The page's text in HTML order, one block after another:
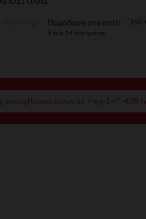
να διαχειριστείτε τις ρυθμίσεις
ΑΠΟΣΤΟΛΉΣ
Παράδοση στο σπίτι 3,90
5 έως 14 εργ.ημέρες
strongΓίνομαι μέλος με < wg-1="">€30 /